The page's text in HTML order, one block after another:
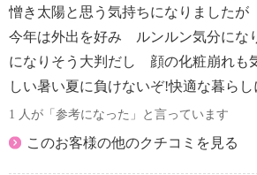
憎き太陽と思う気持ちになりましたが
今年は外出を好み ルンルン気分にな
になりそう大判だし 顔の化粧崩れも
しい暑い夏に負けないぞ!快適な暮らし
1 人が「参考になった」と言っています
このお客様の他のクチコミを見る